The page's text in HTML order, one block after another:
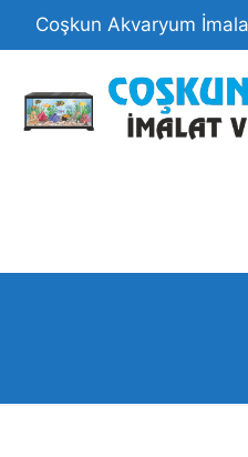
Coşkun Akvaryum